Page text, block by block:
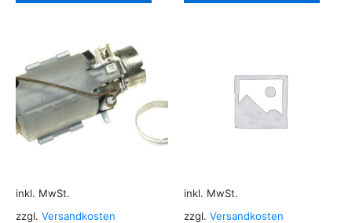
inkl. MwSt.
zzgl. Versandkosten
inkl. MwSt.
zzgl. Versandkosten